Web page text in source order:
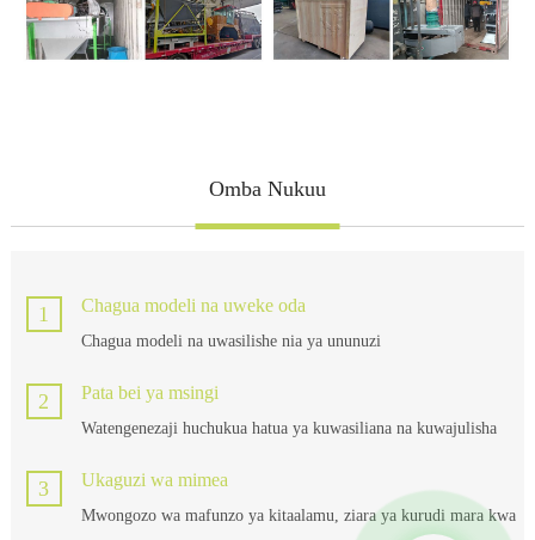
Omba Nukuu
1 Chagua modeli na uweke oda
Chagua modeli na uwasilishe nia ya ununuzi
2 Pata bei ya msingi
Watengenezaji huchukua hatua ya kuwasiliana na kuwajulisha
3 Ukaguzi wa mimea
Mwongozo wa mafunzo ya kitaalamu, ziara ya kurudi mara kwa